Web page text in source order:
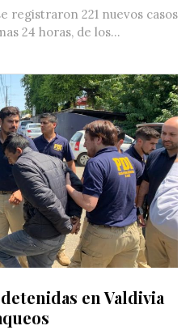
registraron 221 nuevos casos
24 horas, de los...
en Valdivia